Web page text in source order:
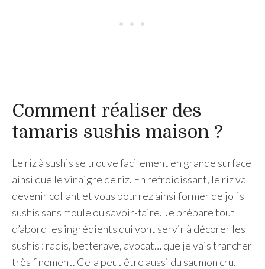
Comment réaliser des
tamaris sushis maison ?
Le riz à sushis se trouve facilement en grande surface
ainsi que le vinaigre de riz. En refroidissant, le riz va
devenir collant et vous pourrez ainsi former de jolis
sushis sans moule ou savoir-faire. Je prépare tout
d’abord les ingrédients qui vont servir à décorer les
sushis : radis, betterave, avocat… que je vais trancher
très finement. Cela peut être aussi du saumon cru,